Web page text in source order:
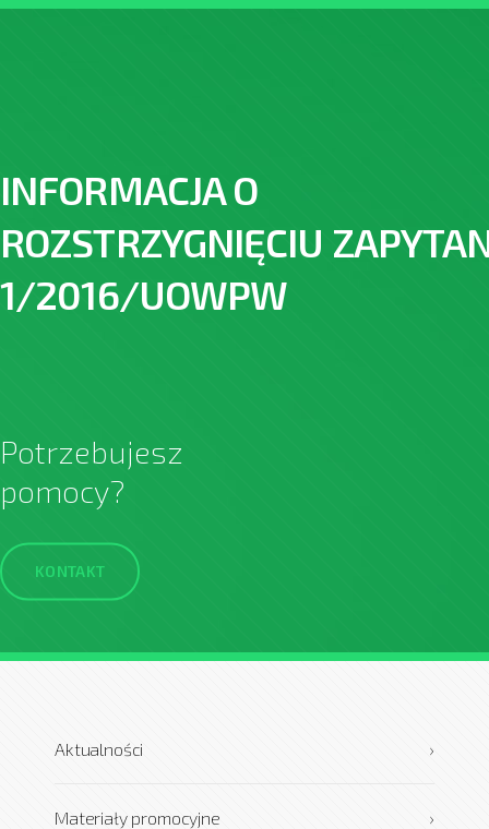
INFORMACJA O
ROZSTRZYGNIĘCIU
1/2016/UOWPW
Potrzebujesz
pomocy?
KONTAKT
›
Aktualności
›
Materiały promocyjne